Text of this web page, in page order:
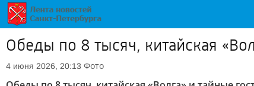
Обеды по 8 тысяч, китайская
4 июня 2026, 20:13 Фото